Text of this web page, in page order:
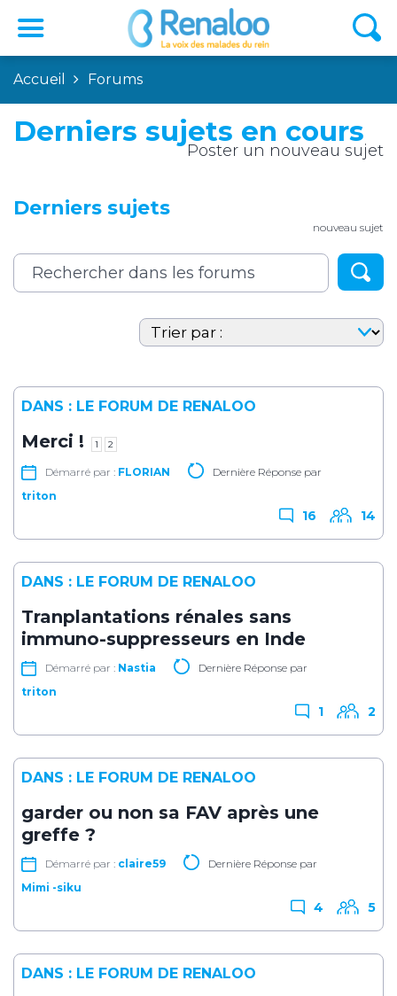
Accueil Forums
Derniers sujets en cours
Poster un nouveau sujet
Derniers sujets
nouveau sujet
Merci ! 1 2
Démarré par : FLORIAN
Dernière Réponse par
triton
DANS : LE FORUM DE RENALOO
14
16
Tranplantations rénales sans
immuno-suppresseurs en Inde
Démarré par : Nastia
Dernière Réponse par
triton
DANS : LE FORUM DE RENALOO
2
1
garder ou non sa FAV après une
greffe ?
Démarré par : claire59
Dernière Réponse par
Mimi -siku
DANS : LE FORUM DE RENALOO
5
4
DANS : LE FORUM DE RENALOO